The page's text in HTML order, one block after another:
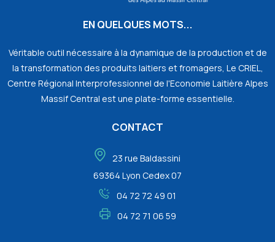
EN QUELQUES MOTS...
Véritable outil nécessaire à la dynamique de la production et de
la transformation des produits laitiers et fromagers, Le CRIEL,
Centre Régional Interprofessionnel de l'Economie Laitière Alpes
Massif Central est une plate-forme essentielle.
CONTACT
23 rue Baldassini
69364 Lyon Cedex 07
04 72 72 49 01
04 72 71 06 59